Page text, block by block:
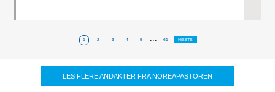
1 2 3 4 5 ... 61 NESTE
LES FLERE ANDAKTER FRA NOREAPASTOREN